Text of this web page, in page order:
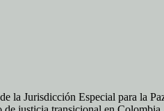
la Jurisdicción Especial para la